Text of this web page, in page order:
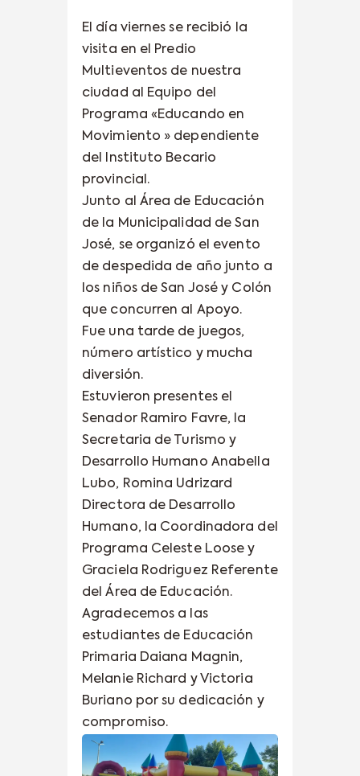
El día viernes se recibió la
visita en el Predio
Multieventos de nuestra
ciudad al Equipo del
Programa «Educando en
Movimiento » dependiente
del Instituto Becario
provincial.
Junto al Área de Educación
de la Municipalidad de San
José, se organizó el evento
de despedida de año junto a
los niños de San José y Colón
que concurren al Apoyo.
Fue una tarde de juegos,
número artístico y mucha
diversión.
Estuvieron presentes el
Senador Ramiro Favre, la
Secretaria de Turismo y
Desarrollo Humano Anabella
Lubo, Romina Udrizard
Directora de Desarrollo
Humano, la Coordinadora del
Programa Celeste Loose y
Graciela Rodriguez Referente
del Área de Educación.
Agradecemos a las
estudiantes de Educación
Primaria Daiana Magnin,
Melanie Richard y Victoria
Buriano por su dedicación y
compromiso.